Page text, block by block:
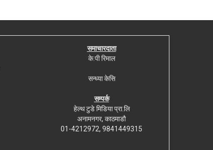
समाचारदाता
के.पी रिमाल
सन्ध्या केसि
सम्पर्क
हेल्थ टुडे मिडिया प्रा.लि
अनामनगर, काठमाडौ
01-4212972, 9841449315